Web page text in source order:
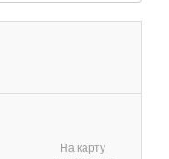
На карту